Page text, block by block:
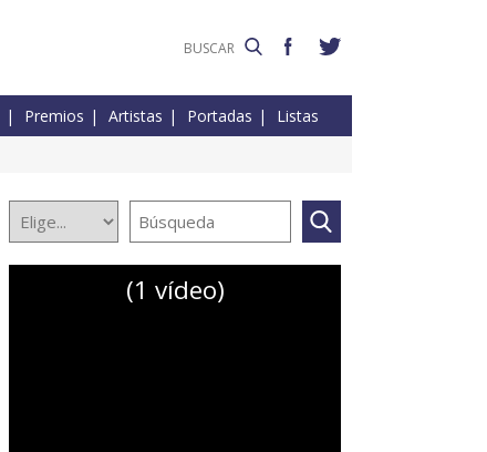
Premios Artistas Portadas Listas
(1 vídeo)